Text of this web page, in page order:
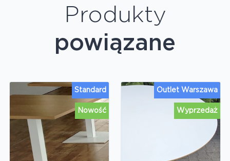
Produkty
powiązane
Nowość
Standard
Wyprzedaż
Outlet Warszawa